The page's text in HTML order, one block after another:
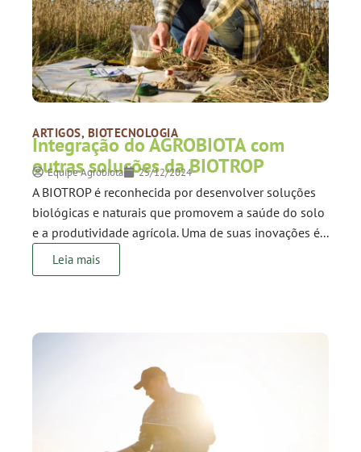
ARTIGOS, BIOTECNOLOGIA
Integração do AGROBIOTA com
outras soluções da BIOTROP
Equipe Agrobiota 25/12/2024
A BIOTROP é reconhecida por desenvolver soluções
biológicas e naturais que promovem a saúde do solo
e a produtividade agrícola. Uma de suas inovações é...
Leia mais